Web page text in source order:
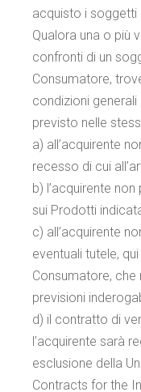
acquisto i soggetti
Qualora una o più
confronti di un
Consumatore,
condizioni
previsto nelle
a) all’acquirente
recesso di cui
b) l’acquirente
sui Prodotti
c) all’acquirente
eventuali tutele,
Consumatore,
previsioni
d) il contratto di
l’acquirente sarà
esclusione della
Contracts for the